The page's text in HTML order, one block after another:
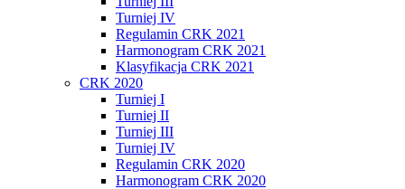
Turniej IV
Regulamin CRK 2021
Harmonogram CRK 2021
Klasyfikacja CRK 2021
CRK 2020
Turniej I
Turniej II
Turniej III
Turniej IV
Regulamin CRK 2020
Harmonogram CRK 2020